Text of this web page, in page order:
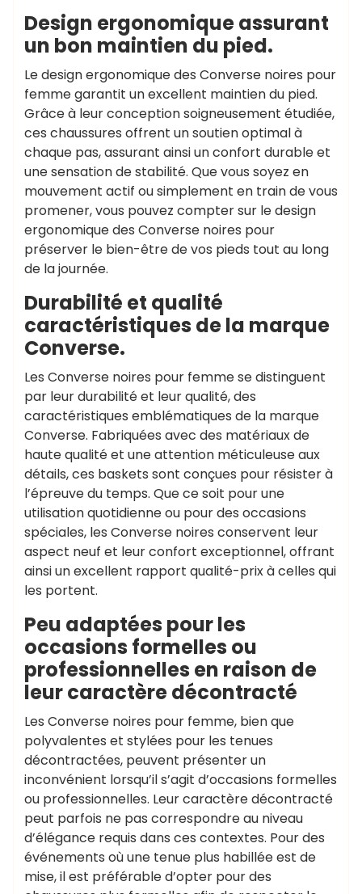
Design ergonomique assurant
un bon maintien du pied.
Le design ergonomique des Converse noires pour
femme garantit un excellent maintien du pied.
Grâce à leur conception soigneusement étudiée,
ces chaussures offrent un soutien optimal à
chaque pas, assurant ainsi un confort durable et
une sensation de stabilité. Que vous soyez en
mouvement actif ou simplement en train de vous
promener, vous pouvez compter sur le design
ergonomique des Converse noires pour
préserver le bien-être de vos pieds tout au long
de la journée.
Durabilité et qualité
caractéristiques de la marque
Converse.
Les Converse noires pour femme se distinguent
par leur durabilité et leur qualité, des
caractéristiques emblématiques de la marque
Converse. Fabriquées avec des matériaux de
haute qualité et une attention méticuleuse aux
détails, ces baskets sont conçues pour résister à
l’épreuve du temps. Que ce soit pour une
utilisation quotidienne ou pour des occasions
spéciales, les Converse noires conservent leur
aspect neuf et leur confort exceptionnel, offrant
ainsi un excellent rapport qualité-prix à celles qui
les portent.
Peu adaptées pour les
occasions formelles ou
professionnelles en raison de
leur caractère décontracté
Les Converse noires pour femme, bien que
polyvalentes et stylées pour les tenues
décontractées, peuvent présenter un
inconvénient lorsqu’il s’agit d’occasions formelles
ou professionnelles. Leur caractère décontracté
peut parfois ne pas correspondre au niveau
d’élégance requis dans ces contextes. Pour des
événements où une tenue plus habillée est de
mise, il est préférable d’opter pour des